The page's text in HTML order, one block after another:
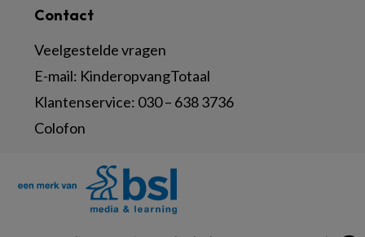
Contact
Veelgestelde vragen
E-mail: KinderopvangTotaal
Klantenservice: 030 – 638 3736
Colofon